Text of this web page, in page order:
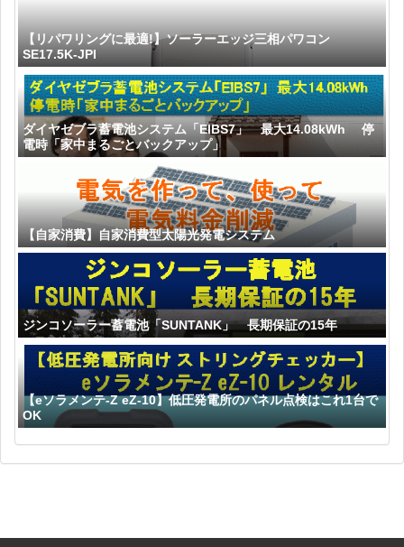
【リパワリングに最適!】ソーラーエッジ三相パワコン
SE17.5K-JPI
ダイヤゼブラ蓄電池システム「EIBS7」 最大14.08kWh 停
電時「家中まるごとバックアップ」
【自家消費】自家消費型太陽光発電システム
ジンコソーラー蓄電池「SUNTANK」 長期保証の15年
【eソラメンテ-Z eZ-10】低圧発電所のパネル点検はこれ1台で
OK